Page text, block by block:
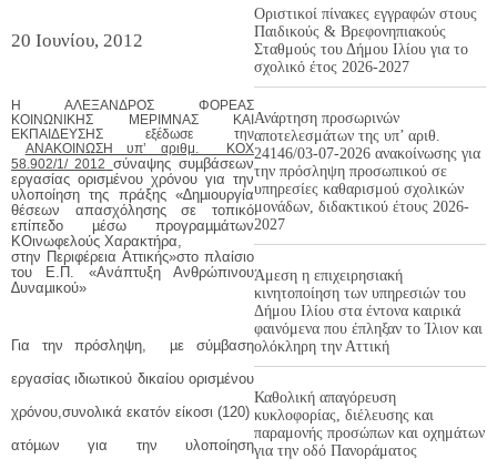
20 Ιουνίου, 2012
Η ΑΛΕΞΑΝΔΡΟΣ ΦΟΡΕΑΣ
ΚΟΙΝΩΝΙΚΗΣ ΜΕΡΙΜΝΑΣ ΚΑΙ
ΕΚΠΑΙΔΕΥΣΗΣ εξέδωσε την
ΑΝΑΚΟΙΝΩΣΗ υπ’ αριθμ. ΚΟΧ
58.902/1/ 2012 σύναψης συµβάσεων
εργασίας ορισµένου χρόνου για την
υλοποίηση της πράξης «∆ηµιουργία
θέσεων απασχόλησης σε τοπικό
επίπεδο µέσω προγραµµάτων
ΚΟινωφελούς Χαρακτήρα,
στην Περιφέρεια Αττικής»στο πλαίσιο
του Ε.Π. «Ανάπτυξη Ανθρώπινου
∆υναµικού»
Για την πρόσληψη, µε σύµβαση
εργασίας ιδιωτικού δικαίου ορισµένου
χρόνου,συνολικά εκατόν είκοσι (120)
ατόµων για την υλοποίηση
Οριστικοί πίνακες εγγραφών στους
Παιδικούς & Βρεφονηπιακούς
Σταθμούς του Δήμου Ιλίου για το
σχολικό έτος 2026-2027
Ανάρτηση προσωρινών
αποτελεσμάτων της υπ’ αριθ.
24146/03-07-2026 ανακοίνωσης για
την πρόσληψη προσωπικού σε
υπηρεσίες καθαρισμού σχολικών
μονάδων, διδακτικού έτους 2026-
2027
Άμεση η επιχειρησιακή
κινητοποίηση των υπηρεσιών του
Δήμου Ιλίου στα έντονα καιρικά
φαινόμενα που έπληξαν το Ίλιον και
ολόκληρη την Αττική
Καθολική απαγόρευση
κυκλοφορίας, διέλευσης και
παραμονής προσώπων και οχημάτων
για την οδό Πανοράματος